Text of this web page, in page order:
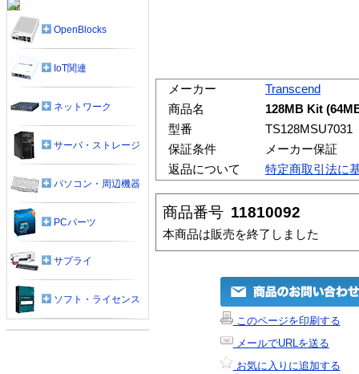
メーカー
Transcend
商品名
128MB Kit
型番
TS128MSU7031
保証条件
メーカー保証
返品について
特定商取引法に
商品番号 11810092
本商品は販売を終了しました
このページを印刷する
メールでURLを送る
お気に入りに追加する
OpenBlocks
IoT関連
ネットワーク
サーバ・ストレージ
パソコン・周辺機器
PCパーツ
サプライ
ソフト・ライセンス